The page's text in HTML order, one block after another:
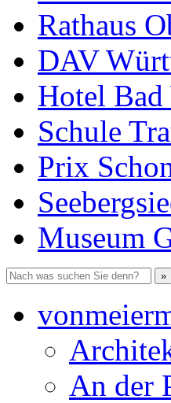
Rathaus
DAV
Hotel Bad
Schule
Prix
Museum
An der